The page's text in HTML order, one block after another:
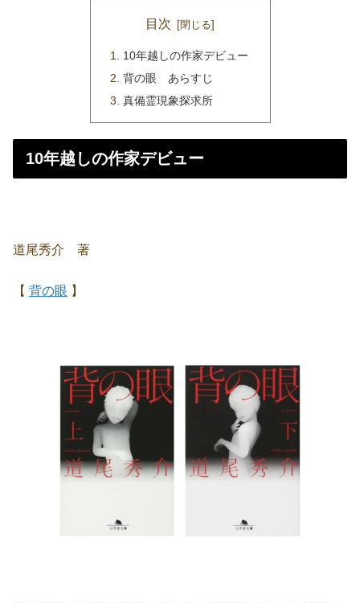
目次
10年越しの作家デビュー
背の眼 あらすじ
真備霊現象探求所
10年越しの作家デビュー
道尾秀介 著
【 背の眼 】